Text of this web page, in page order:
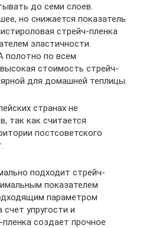
до семи слоев.
но снижается показатель
стрейч-пленка
эластичности.
полотно по всем
стоимость стрейч-
для домашней теплицы.
странах не
так как считается
постсоветского
подходит стрейч-
показателем
параметром
упругости и
создает прочное